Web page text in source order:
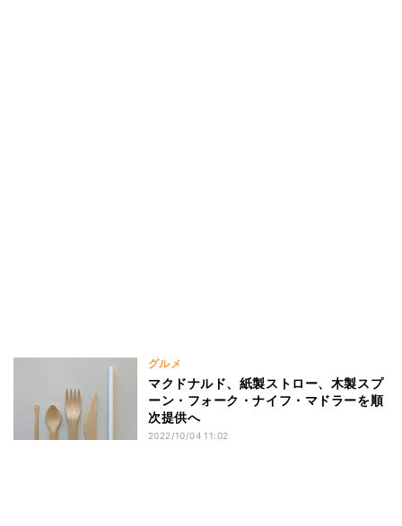
グルメ
マクドナルド、紙製ストロー、木製スプ
ーン・フォーク・ナイフ・マドラーを順
次提供へ
2022/10/04 11:02